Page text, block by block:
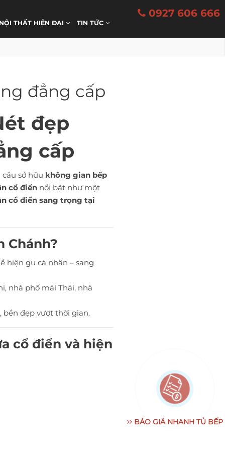
0927 606 666
THẤT HIỆN ĐẠI TIN TỨC
đẳng cấp
đẹp
cấp
sở hữu không gian bếp
cổ điển nổi bật như một
cổ điển sang trọng tại
Chánh?
hiện gu cá nhân – sang
nhà phố mái Thái, nhà
bền đẹp vượt thời gian.
cổ điển và hiện
BÁO GIÁ NHANH TỦ BẾP